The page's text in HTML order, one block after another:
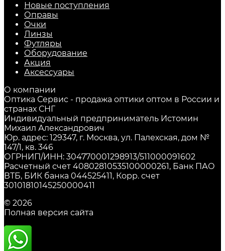
Новые поступления
Оправы
Очки
Линзы
Футляры
Оборудование
Акция
Аксессуары
О компании
Оптика Сервис - продажа оптики оптом в России и
странах СНГ
Индивидуальный предприниматель Истомин
Михаил Александрович
Юр. адрес: 129347, г. Москва, ул. Палехская, дом №
147/1, кв. 346
ОГРНИП/ИНН: 304770001298913/511000091602
Расчетный счет 40802810535100000261, Банк ПАО
ВТБ, БИК банка 044525411, Корр. счет
30101810145250000411
© 2026
Полная версия сайта